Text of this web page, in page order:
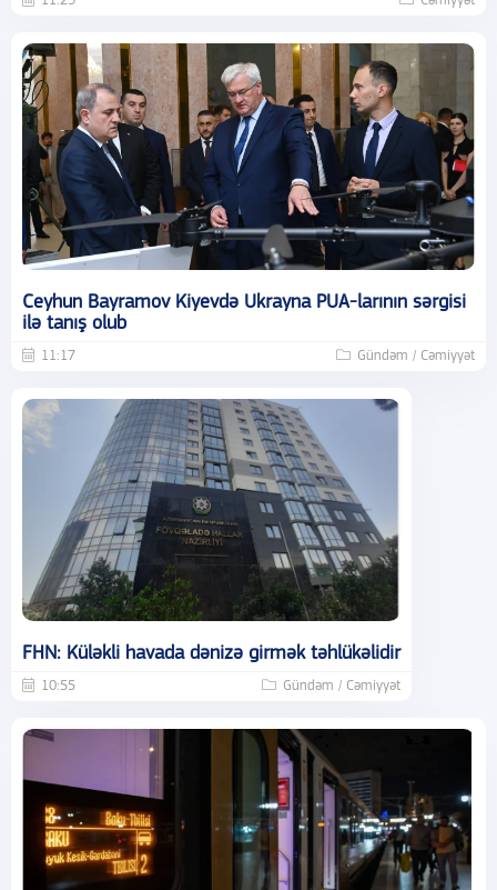
Ceyhun Bayramov Kiyevdə Ukrayna PUA-larının sərgisi
ilə tanış olub
11:17 Gündəm / Cəmiyyət
FHN: Küləkli havada dənizə girmək təhlükəlidir
10:55 Gündəm / Cəmiyyət